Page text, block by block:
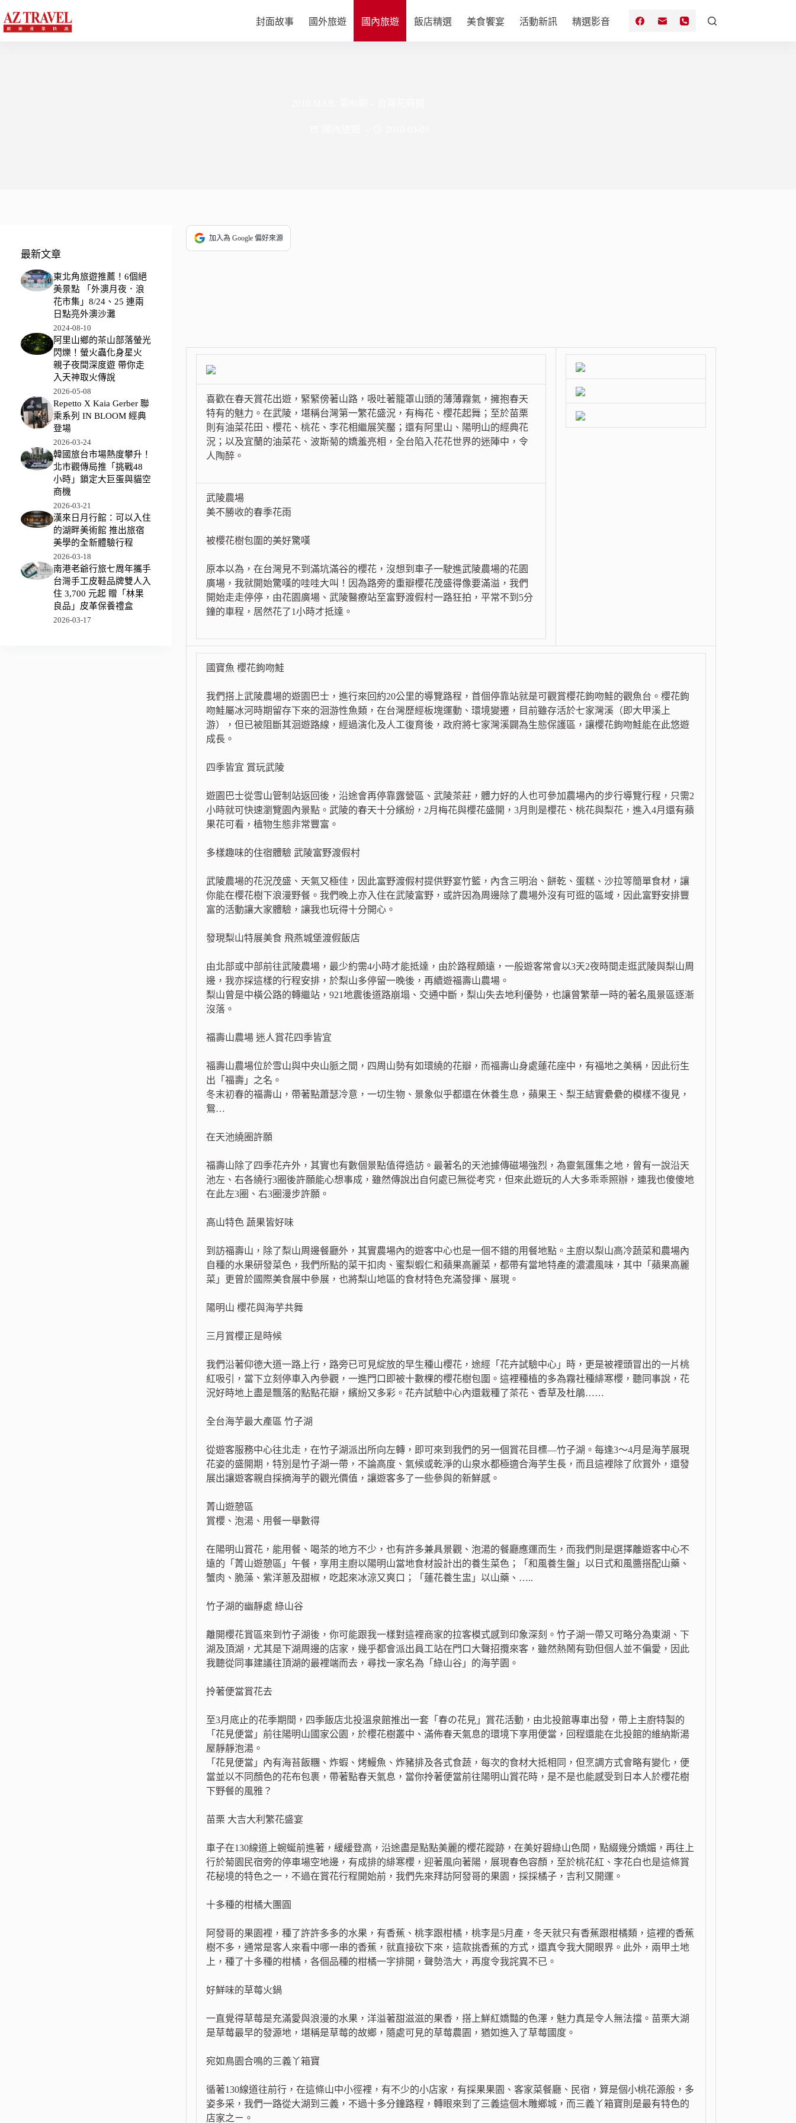
至
主
封面故事 國外旅遊 國內旅遊 飯店精選 美食饗宴 活動新訊 精選影音
加入為 Google 偏好來源
喜歡在春天賞花出遊，緊緊傍著山路，吸吐著籠罩山頭的薄薄霧氣，擁抱春天
特有的魅力。在武陵，堪稱台灣第一繁花盛況，有梅花、櫻花起舞；至於苗栗
則有油菜花田、櫻花、桃花、李花相繼展笑靨；還有阿里山、陽明山的經典花
況；以及宜蘭的油菜花、波斯菊的嬌羞亮相，全台陷入花花世界的迷陣中，令
人陶醉。
武陵農場
美不勝收的春季花雨
被櫻花樹包圍的美好驚嘆
原本以為，在台灣見不到滿坑滿谷的櫻花，沒想到車子一駛進武陵農場的花園
廣場，我就開始驚嘆的哇哇大叫！因為路旁的重瓣櫻花茂盛得像要滿溢，我們
開始走走停停，由花園廣場、武陵醫療站至富野渡假村一路狂拍，平常不到5分
鐘的車程，居然花了1小時才抵達。
國寶魚 櫻花鉤吻鮭
我們搭上武陵農場的遊園巴士，進行來回約20公里的導覽路程，首個停靠站就是可觀賞櫻花鉤吻鮭的觀魚台。櫻花鉤
吻鮭屬冰河時期留存下來的洄游性魚類，在台灣歷經板塊運動、環境變遷，目前雖存活於七家灣溪（即大甲溪上
游），但已被阻斷其洄遊路線，經過演化及人工復育後，政府將七家灣溪闢為生態保護區，讓櫻花鉤吻鮭能在此悠遊
成長。
四季皆宜 賞玩武陵
遊園巴士從雪山管制站返回後，沿途會再停靠露營區、武陵茶莊，體力好的人也可參加農場內的步行導覽行程，只需2
小時就可快速瀏覽園內景點。武陵的春天十分繽紛，2月梅花與櫻花盛開，3月則是櫻花、桃花與梨花，進入4月還有蘋
果花可看，植物生態非常豐富。
多樣趣味的住宿體驗 武陵富野渡假村
武陵農場的花況茂盛、天氣又極佳，因此富野渡假村提供野宴竹籃，內含三明治、餅乾、蛋糕、沙拉等簡單食材，讓
你能在櫻花樹下浪漫野餐。我們晚上亦入住在武陵富野，或許因為周邊除了農場外沒有可逛的區域，因此富野安排豐
富的活動讓大家體驗，讓我也玩得十分開心。
發現梨山特展美食 飛燕城堡渡假飯店
由北部或中部前往武陵農場，最少約需4小時才能抵達，由於路程頗遠，一般遊客常會以3天2夜時間走逛武陵與梨山周
邊，我亦採這樣的行程安排，於梨山多停留一晚後，再續遊福壽山農場。
梨山曾是中橫公路的轉繼站，921地震後道路崩塌、交通中斷，梨山失去地利優勢，也讓曾繁華一時的著名風景區逐漸
沒落。
福壽山農場 迷人賞花四季皆宜
福壽山農場位於雪山與中央山脈之間，四周山勢有如環繞的花瓣，而福壽山身處蓮花座中，有福地之美稱，因此衍生
出「福壽」之名。
冬末初春的福壽山，帶著點蕭瑟冷意，一切生物、景象似乎都還在休養生息，蘋果王、梨王結實纍纍的模樣不復見，
鴛…
在天池繞圈許願
福壽山除了四季花卉外，其實也有數個景點值得造訪。最著名的天池據傳磁場強烈，為靈氣匯集之地，曾有一說沿天
池左、右各繞行3圈後許願能心想事成，雖然傳說出自何處已無從考究，但來此遊玩的人大多乖乖照辦，連我也傻傻地
在此左3圈、右3圈漫步許願。
高山特色 蔬果皆好味
到訪福壽山，除了梨山周邊餐廳外，其實農場內的遊客中心也是一個不錯的用餐地點。主廚以梨山高冷蔬菜和農場內
自種的水果研發菜色，我們所點的菜干扣肉、蜜梨蝦仁和蘋果高麗菜，都帶有當地特產的濃濃風味，其中「蘋果高麗
菜」更曾於國際美食展中參展，也將梨山地區的食材特色充滿發揮、展現。
陽明山 櫻花與海芋共舞
三月賞櫻正是時候
我們沿著仰德大道一路上行，路旁已可見綻放的早生種山櫻花，途經「花卉試驗中心」時，更是被裡頭冒出的一片桃
紅吸引，當下立刻停車入內參觀，一進門口即被十數棵的櫻花樹包圍。這裡種植的多為霧社種緋寒櫻，聽同事說，花
況好時地上盡是飄落的點點花瓣，繽紛又多彩。花卉試驗中心內還栽種了茶花、香草及杜鵑……
全台海芋最大產區 竹子湖
從遊客服務中心往北走，在竹子湖派出所向左轉，即可來到我們的另一個賞花目標—竹子湖。每逢3～4月是海芋展現
花姿的盛開期，特別是竹子湖一帶，不論高度、氣候或乾淨的山泉水都極適合海芋生長，而且這裡除了欣賞外，還發
展出讓遊客親自採摘海芋的觀光價值，讓遊客多了一些參與的新鮮感。
菁山遊憩區
賞櫻、泡湯、用餐一舉數得
在陽明山賞花，能用餐、喝茶的地方不少，也有許多兼具景觀、泡湯的餐廳應運而生，而我們則是選擇離遊客中心不
遠的「菁山遊憩區」午餐，享用主廚以陽明山當地食材設計出的養生菜色；「和風養生盤」以日式和風醬搭配山藥、
蟹肉、脆藻、紫洋蔥及甜椒，吃起來冰涼又爽口；「蓮花養生盅」以山藥、…..
竹子湖的幽靜處 綠山谷
離開櫻花賞區來到竹子湖後，你可能跟我一樣對這裡商家的拉客模式感到印象深刻。竹子湖一帶又可略分為東湖、下
湖及頂湖，尤其是下湖周邊的店家，幾乎都會派出員工站在門口大聲招攬來客，雖然熱鬧有勁但個人並不偏愛，因此
我聽從同事建議往頂湖的最裡端而去，尋找一家名為「綠山谷」的海芋園。
拎著便當賞花去
至3月底止的花季期間，四季飯店北投溫泉館推出一套「春の花見」賞花活動，由北投館專車出發，帶上主廚特製的
「花見便當」前往陽明山國家公園，於櫻花樹叢中、滿佈春天氣息的環境下享用便當，回程還能在北投館的維納斯湯
屋靜靜泡湯。
「花見便當」內有海苔飯糰、炸蝦、烤鰻魚、炸豬排及各式食蔬，每次的食材大抵相同，但烹調方式會略有變化，便
當並以不同顏色的花布包裹，帶著點春天氣息，當你拎著便當前往陽明山賞花時，是不是也能感受到日本人於櫻花樹
下野餐的風雅？
苗栗 大吉大利繁花盛宴
車子在130線道上蜿蜒前進著，緩緩登高，沿途盡是點點美麗的櫻花蹤跡，在美好碧綠山色間，點綴幾分嬌媚，再往上
行於菊園民宿旁的停車場空地邊，有成排的緋寒櫻，迎著風向著陽，展現春色容顏，至於桃花紅、李花白也是這條賞
花秘境的特色之一，不過在賞花行程開始前，我們先來拜訪阿發哥的果園，採採橘子，吉利又開運。
十多種的柑橘大團圓
阿發哥的果園裡，種了許許多多的水果，有香蕉、桃李跟柑橘，桃李是5月產，冬天就只有香蕉跟柑橘類，這裡的香蕉
樹不多，通常是客人來看中哪一串的香蕉，就直接砍下來，這款挑香蕉的方式，還真令我大開眼界。此外，兩甲土地
上，種了十多種的柑橘，各個品種的柑橘一字排開，聲勢浩大，再度令我詫異不已。
好鮮味的草莓火鍋
一直覺得草莓是充滿愛與浪漫的水果，洋溢著甜滋滋的果香，搭上鮮紅嬌豔的色澤，魅力真是令人無法擋。苗栗大湖
是草莓最早的發源地，堪稱是草莓的故鄉，隨處可見的草莓農園，猶如進入了草莓國度。
宛如鳥園合鳴的三義丫箱寶
循著130線道往前行，在這條山中小徑裡，有不少的小店家，有採果果園、客家菜餐廳、民宿，算是個小桃花源般，多
姿多采，我們一路從大湖到三義，不過十多分鐘路程，轉眼來到了三義這個木雕鄉城，而三義丫箱寶則是最有特色的
店家之ㄧ。
最新文章
東北角旅遊推薦！6個絕
美景點 「外澳月夜．浪
花市集」8/24、25 連兩
日點亮外澳沙灘
2024-08-10
阿里山鄉的茶山部落螢光
閃爍！螢火蟲化身星火
親子夜間深度遊 帶你走
入天神取火傳說
2026-05-08
Repetto X Kaia Gerber 聯
乘系列 IN BLOOM 經典
登場
2026-03-24
韓國旅台市場熱度攀升！
北市觀傳局推「挑戰48
小時」鎖定大巨蛋與貓空
商機
2026-03-21
漢來日月行館：可以入住
的湖畔美術館 推出旅宿
美學的全新體驗行程
2026-03-18
南港老爺行旅七周年攜手
台灣手工皮鞋品牌雙人入
住 3,700 元起 贈「林果
良品」皮革保養禮盒
2026-03-17